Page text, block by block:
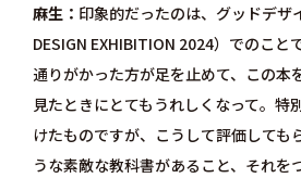
麻生
印象的だったのは、グッドデザ
DESIGN EXHIBITION 2024）でのこと
通りがかった方が足を止めて、この本
見たときにとてもうれしくなって。特
けたものですが、こうして評価しても
うな素敵な教科書があること、それを